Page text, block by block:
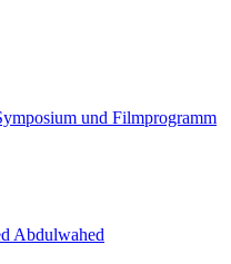
und Filmprogramm
Abdulwahed